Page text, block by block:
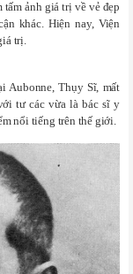
tấm ảnh giá trị về vẻ đẹp
khác. Hiện nay, Viện
trị.
Aubonne, Thụy Sĩ, mất
tư các vừa là bác sĩ y
nổi tiếng trên thế giới.